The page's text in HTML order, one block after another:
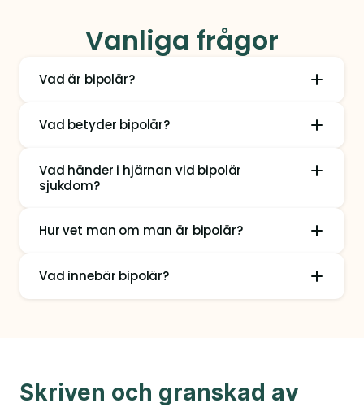
Vanliga frågor
Vad är bipolär?
Vad betyder bipolär?
Vad händer i hjärnan vid bipolär
sjukdom?
Hur vet man om man är bipolär?
Vad innebär bipolär?
Skriven och granskad av